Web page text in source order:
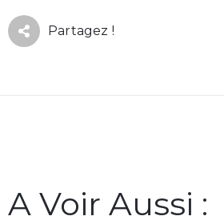
Partagez !
A Voir Aussi :